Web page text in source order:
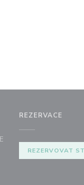
REZERVACE
REZERVOVAT